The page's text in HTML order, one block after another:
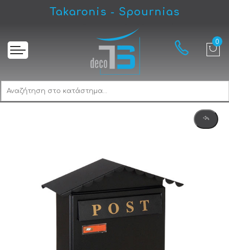
Takaronis - Spournias
Viometal Cologne 3002 Γραμματοκιβώτιο Μαύρο